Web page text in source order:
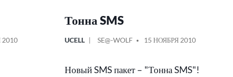
2010
Тонна SMS
ОПУБЛИКОВАНО
UCELL
СООБЩЕНИЕ
SE@-WOLF 15 НОЯБРЯ 2010
Новый SMS пакет – "Тонна SMS"!